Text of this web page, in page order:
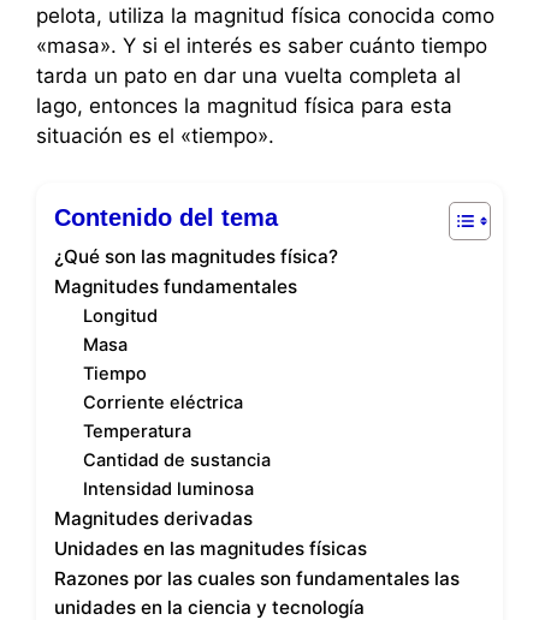
pelota, utiliza la magnitud física conocida como
«masa». Y si el interés es saber cuánto tiempo
tarda un pato en dar una vuelta completa al
lago, entonces la magnitud física para esta
situación es el «tiempo».
Contenido del tema
¿Qué son las magnitudes física?
Magnitudes fundamentales
Longitud
Masa
Tiempo
Corriente eléctrica
Temperatura
Cantidad de sustancia
Intensidad luminosa
Magnitudes derivadas
Unidades en las magnitudes físicas
Razones por las cuales son fundamentales las
unidades en la ciencia y tecnología